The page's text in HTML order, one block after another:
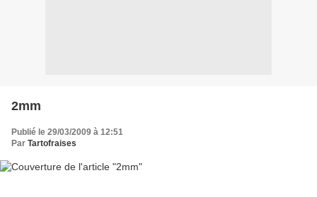
2mm
Publié le 29/03/2009 à 12:51
Par Tartofraises